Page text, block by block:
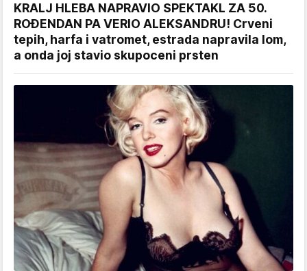
KRALJ HLEBA NAPRAVIO SPEKTAKL ZA 50.
ROĐENDAN PA VERIO ALEKSANDRU! Crveni
tepih, harfa i vatromet, estrada napravila lom,
a onda joj stavio skupoceni prsten